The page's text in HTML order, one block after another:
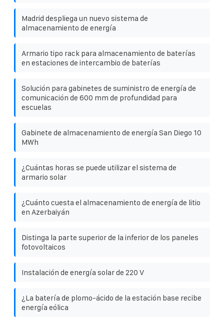
Madrid despliega un nuevo sistema de
almacenamiento de energía
Armario tipo rack para almacenamiento de baterías
en estaciones de intercambio de baterías
Solución para gabinetes de suministro de energía de
comunicación de 600 mm de profundidad para
escuelas
Gabinete de almacenamiento de energía San Diego 10
MWh
¿Cuántas horas se puede utilizar el sistema de
armario solar
¿Cuánto cuesta el almacenamiento de energía de litio
en Azerbaiyán
Distinga la parte superior de la inferior de los paneles
fotovoltaicos
Instalación de energía solar de 220 V
¿La batería de plomo-ácido de la estación base recibe
energía eólica